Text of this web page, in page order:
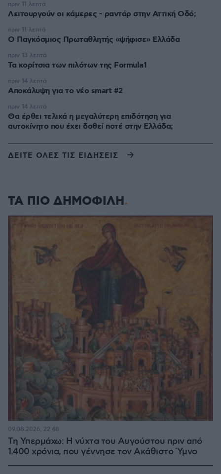
Λειτουργούν οι κάμερες - ραντάρ στην Αττική Οδό;
πριν 11 λεπτά
Ο Παγκόσμιος Πρωταθλητής «ψήφισε» Ελλάδα
πριν 11 λεπτά
Τα κορίτσια των πιλότων της Formula1
πριν 13 λεπτά
Αποκάλυψη για το νέο smart #2
πριν 14 λεπτά
Θα έρθει τελικά η μεγαλύτερη επιδότηση για
αυτοκίνητο που έχει δοθεί ποτέ στην Ελλάδα;
πριν 14 λεπτά
ΔΕΙΤΕ ΟΛΕΣ ΤΙΣ ΕΙΔΗΣΕΙΣ
ΤΑ ΠΙΟ ΔΗΜΟΦΙΛΗ
Τη Υπερμάχω: Η νύχτα του Αυγούστου πριν από
1.400 χρόνια, που γέννησε τον Ακάθιστο Ύμνο
09.08.2026, 22:48